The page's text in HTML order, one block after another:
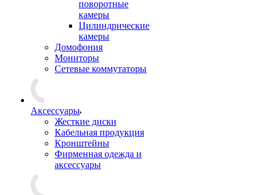
поворотные
камеры
Цилиндрические
камеры
Домофония
Мониторы
Сетевые коммутаторы
Аксессуары
Жесткие диски
Кабельная продукция
Кронштейны
Фирменная одежда и
аксессуары